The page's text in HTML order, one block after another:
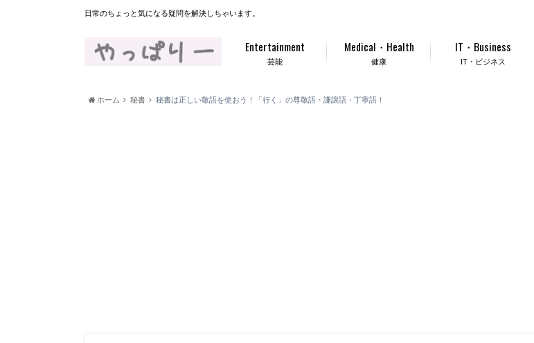
日常のちょっと気になる疑問を解決しちゃいます。
芸能
Entertainment
健康
Medical・Health
IT・ビジネス
IT・Business
ホーム 秘書 秘書は正しい敬語を使おう！「行く」の尊敬語・謙譲語・丁寧語！